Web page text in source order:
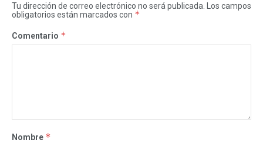
Tu dirección de correo electrónico no será publicada.
Los campos
obligatorios están marcados con *
Comentario *
Nombre *